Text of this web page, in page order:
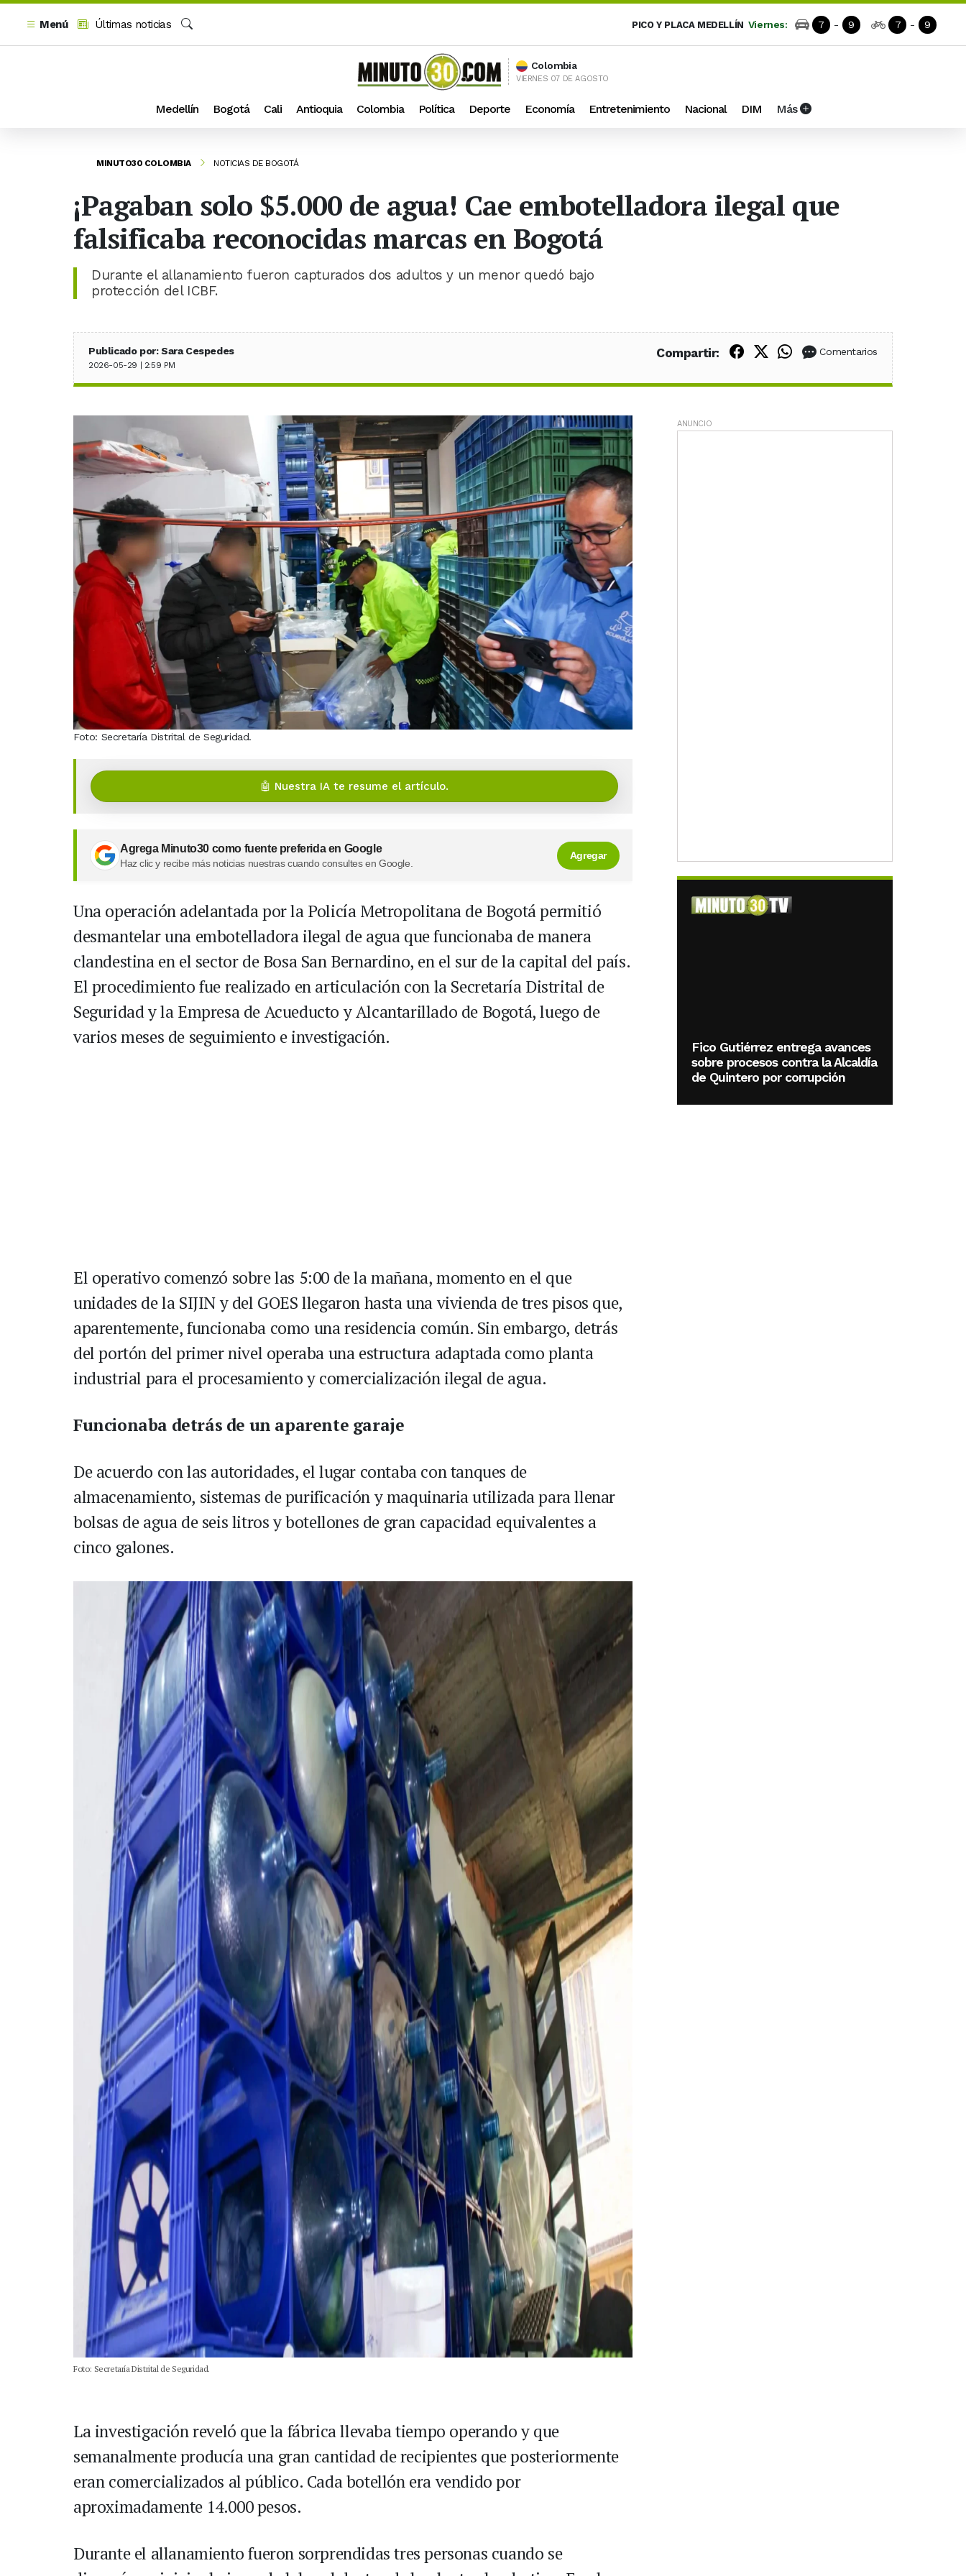
Menú
Últimas noticias
PICO Y PLACA MEDELLÍN Viernes: 7 - 9 7 - 9
Colombia
VIERNES 07 DE AGOSTO
Medellín Bogotá Cali Antioquia Colombia Política Deporte Economía Entretenimiento Nacional DIM Más
MINUTO30 COLOMBIA NOTICIAS DE BOGOTÁ
¡Pagaban solo $5.000 de agua! Cae embotelladora ilegal que
falsificaba reconocidas marcas en Bogotá
Durante el allanamiento fueron capturados dos adultos y un menor quedó bajo
protección del ICBF.
Publicado por: Sara Cespedes
2026-05-29 | 2:59 PM
Compartir: Compartir en Facebook
Compartir en X (Twitter)
Compartir en WhatsApp
Comentarios
Foto: Secretaría Distrital de Seguridad.
🤖 Nuestra IA te resume el artículo.
Agrega Minuto30 como fuente preferida en Google
Haz clic y recibe más noticias nuestras cuando consultes en Google.
Agregar
Una operación adelantada por la Policía Metropolitana de Bogotá permitió
desmantelar una embotelladora ilegal de agua que funcionaba de manera
clandestina en el sector de Bosa San Bernardino, en el sur de la capital del país.
El procedimiento fue realizado en articulación con la Secretaría Distrital de
Seguridad y la Empresa de Acueducto y Alcantarillado de Bogotá, luego de
varios meses de seguimiento e investigación.
El operativo comenzó sobre las 5:00 de la mañana, momento en el que
unidades de la SIJIN y del GOES llegaron hasta una vivienda de tres pisos que,
aparentemente, funcionaba como una residencia común. Sin embargo, detrás
del portón del primer nivel operaba una estructura adaptada como planta
industrial para el procesamiento y comercialización ilegal de agua.
Funcionaba detrás de un aparente garaje
De acuerdo con las autoridades, el lugar contaba con tanques de
almacenamiento, sistemas de purificación y maquinaria utilizada para llenar
bolsas de agua de seis litros y botellones de gran capacidad equivalentes a
cinco galones.
Foto: Secretaría Distrital de Seguridad.
La investigación reveló que la fábrica llevaba tiempo operando y que
semanalmente producía una gran cantidad de recipientes que posteriormente
eran comercializados al público. Cada botellón era vendido por
aproximadamente 14.000 pesos.
Durante el allanamiento fueron sorprendidas tres personas cuando se
ANUNCIO
Fico Gutiérrez entrega avances
sobre procesos contra la Alcaldía
de Quintero por corrupción